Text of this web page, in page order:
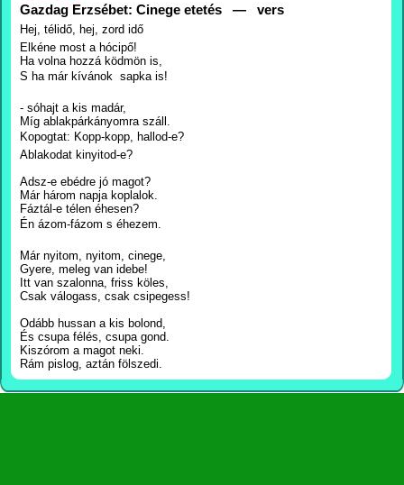
Gazdag Erzsébet: Cinege etetés — vers
Hej, télidő, hej, zord idő
Elkéne most a hócipő!
Ha volna hozzá ködmön is,
S ha már kívánok  sapka is!
- sóhajt a kis madár,
Míg ablakpárkányomra száll.
Kopogtat: Kopp-kopp, hallod-e?
Ablakodat kinyitod-e?
Adsz-e ebédre jó magot?
Már három napja koplalok.
Fáztál-e télen éhesen?
Én ázom-fázom s éhezem.
Már nyitom, nyitom, cinege,
Gyere, meleg van idebe!
Itt van szalonna, friss köles,
Csak válogass, csak csipegess!
Odább hussan a kis bolond,
És csupa félés, csupa gond.
Kiszórom a magot neki.
Rám pislog, aztán fölszedi.